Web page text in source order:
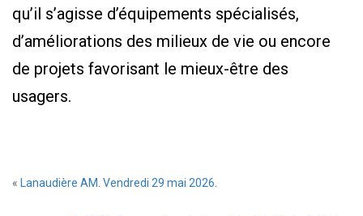
qu’il s’agisse d’équipements spécialisés,
d’améliorations des milieux de vie ou encore
de projets favorisant le mieux-être des
usagers.
« Lanaudière AM. Vendredi 29 mai 2026.